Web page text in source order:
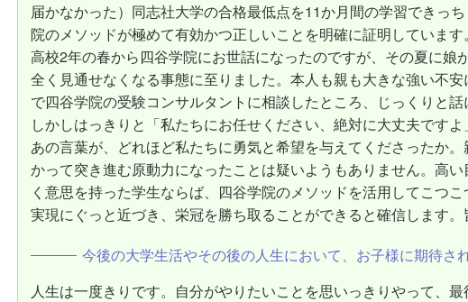
届かなかった）同志社大学の合格最低点を11か月間の学習できっ
院のメソッドが極めて有効かつ正しいことを明確に証明しています。
高校2年の春から四谷学院にお世話になったのですが、その夏に娘
全く見通せなくなる事態に至りました。本人も親も大きな強い不
で四谷学院の受験コンサルタントに相談したところ、じっくりと
しかしはっきりと「私たちにお任せください、絶対に大丈夫ですよ
あの言葉が、どれほど私たちに勇気と希望を与えてくださったか
かって突き進む原動力になったことは疑いようもありません。高
く意思を持った学生ならば、四谷学院のメソッドを活用してこつ
実現にぐっと近づき、栄冠を勝ち取ることができると確信します。
今後の大学生活やその後の人生において、お子様に期待さ
人生は一度きりです。自分がやりたいことを思いっきりやって、